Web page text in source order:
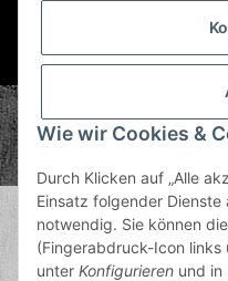
* Alle Preise inkl. gesetzlicher
©
Copyright ©
Wie wir Cookies &
Durch Klicken auf „Alle
Einsatz folgender
notwendig. Sie können
(Fingerabdruck-Icon links
unter Konfigurieren und in